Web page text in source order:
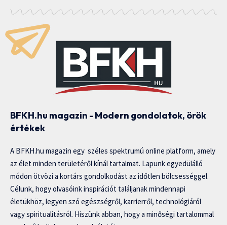
BFKH.hu magazin - Modern gondolatok, örök
értékek
A BFKH.hu magazin egy széles spektrumú online platform, amely
az élet minden területéről kínál tartalmat. Lapunk egyedülálló
módon ötvözi a kortárs gondolkodást az időtlen bölcsességgel.
Célunk, hogy olvasóink inspirációt találjanak mindennapi
életükhöz, legyen szó egészségről, karrierről, technológiáról
vagy spiritualitásról. Hiszünk abban, hogy a minőségi tartalommal